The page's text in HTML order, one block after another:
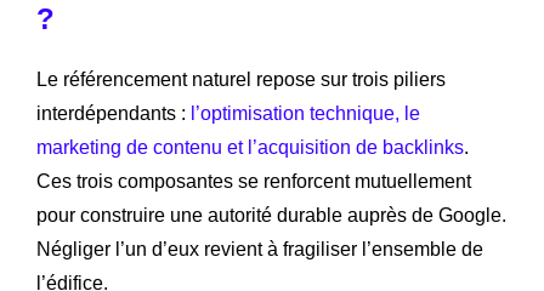
?
Le référencement naturel repose sur trois piliers
interdépendants : l’optimisation technique, le
marketing de contenu et l’acquisition de backlinks.
Ces trois composantes se renforcent mutuellement
pour construire une autorité durable auprès de Google.
Négliger l’un d’eux revient à fragiliser l’ensemble de
l’édifice.